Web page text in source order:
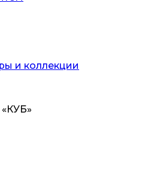
и коллекции